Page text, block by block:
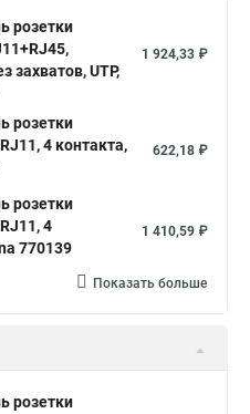
розетки
захватов, UTP,
1 924,33 ₽
розетки
4 контакта,
622,18 ₽
розетки
4
770139
1 410,59 ₽
Показать больше
розетки